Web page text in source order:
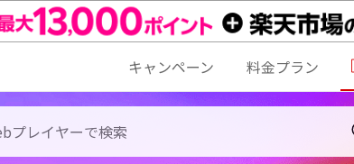
キャンペーン 料金プラン